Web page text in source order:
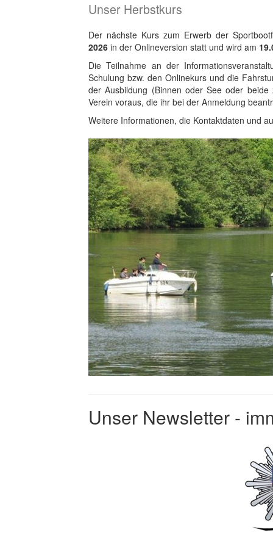
Unser Herbstkurs
Der nächste Kurs zum Erwerb der
2026 in der Onlineversion statt und wird am
Die Teilnahme an der
Schulung bzw. den Onlinekurs und die
der Ausbildung (Binnen oder See oder
Verein voraus, die ihr bei der Anmeldung
Weitere Informationen, die Kontaktdaten und
Unser Newsletter -